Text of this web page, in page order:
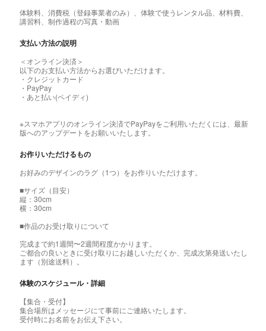
体験料、消費税（登録事業者のみ）、体験で使うレンタル品、材料費、
講習料、制作過程の写真・動画
支払い方法の説明
＜オンライン決済＞
以下のお支払い方法からお選びいただけます。
・クレジットカード
・PayPay
・あと払い(ペイディ)
※スマホアプリのオンライン決済でPayPayをご利用いただくには、最新
版へのアップデートをお願いいたします。
お作りいただけるもの
お好みのデザインのラグ（1つ）をお作りいただけます。
■サイズ（目安）
縦：30cm
横：30cm
■作品のお受け取りについて
完成まで約1週間〜2週間程度かかります。
ご都合の良いときに受け取りにお越しいただくか、完成次第発送いたし
ます（別途送料）。
体験のスケジュール・詳細
【集合・受付】
集合場所はメッセージにて事前にご連絡いたします。
受付時にお名前をお伝え下さい。